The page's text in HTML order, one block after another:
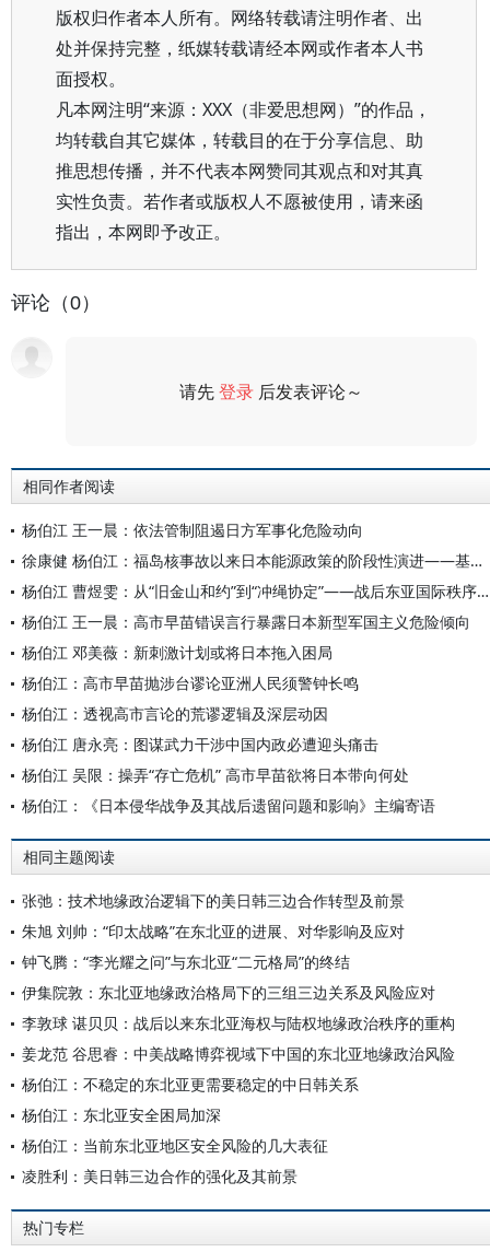
版权归作者本人所有。网络转载请注明作者、出
处并保持完整，纸媒转载请经本网或作者本人书
面授权。
凡本网注明“来源：XXX（非爱思想网）”的作品，
均转载自其它媒体，转载目的在于分享信息、助
推思想传播，并不代表本网赞同其观点和对其真
实性负责。若作者或版权人不愿被使用，请来函
指出，本网即予改正。
评论（0）
请先登录 后发表评论～
相同作者阅读
杨伯江 王一晨：依法管制阻遏日方军事化危险动向
徐康健 杨伯江：福岛核事故以来日本能源政策的阶段性演进——基于“S+3E”架构中“能源三难困境”的分析
杨伯江 曹煜雯：从“旧金山和约”到“冲绳协定”——战后东亚国际秩序乱源分析
杨伯江 王一晨：高市早苗错误言行暴露日本新型军国主义危险倾向
杨伯江 邓美薇：新刺激计划或将日本拖入困局
杨伯江：高市早苗抛涉台谬论亚洲人民须警钟长鸣
杨伯江：透视高市言论的荒谬逻辑及深层动因
杨伯江 唐永亮：图谋武力干涉中国内政必遭迎头痛击
杨伯江 吴限：操弄“存亡危机” 高市早苗欲将日本带向何处
杨伯江：《日本侵华战争及其战后遗留问题和影响》主编寄语
相同主题阅读
张弛：技术地缘政治逻辑下的美日韩三边合作转型及前景
朱旭 刘帅：“印太战略”在东北亚的进展、对华影响及应对
钟飞腾：“李光耀之问”与东北亚“二元格局”的终结
伊集院敦：东北亚地缘政治格局下的三组三边关系及风险应对
李敦球 谌贝贝：战后以来东北亚海权与陆权地缘政治秩序的重构
姜龙范 谷思睿：中美战略博弈视域下中国的东北亚地缘政治风险
杨伯江：不稳定的东北亚更需要稳定的中日韩关系
杨伯江：东北亚安全困局加深
杨伯江：当前东北亚地区安全风险的几大表征
凌胜利：美日韩三边合作的强化及其前景
热门专栏